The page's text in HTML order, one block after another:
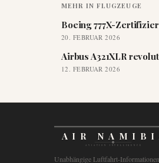
MEHR IN FLUGZEUGE
Boeing 777X-
20. FEBRUAR 2026
Airbus A321XLR
12. FEBRUAR 2026
AIR
AVIATION INTELLIGENCE
Unabhängige Luftfahrt-